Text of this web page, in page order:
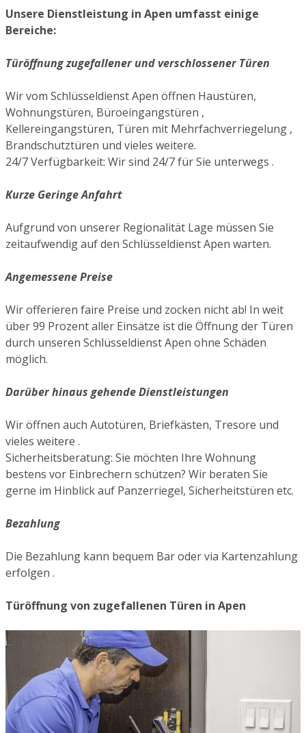
Unsere Dienstleistung in Apen umfasst einige
Bereiche:
Türöffnung zugefallener und verschlossener Türen
Wir vom Schlüsseldienst Apen öffnen Haustüren,
Wohnungstüren, Büroeingangstüren ,
Kellereingangstüren, Türen mit Mehrfachverriegelung ,
Brandschutztüren und vieles weitere.
24/7 Verfügbarkeit: Wir sind 24/7 für Sie unterwegs .
Kurze Geringe Anfahrt
Aufgrund von unserer Regionalität Lage müssen Sie
zeitaufwendig auf den Schlüsseldienst Apen warten.
Angemessene Preise
Wir offerieren faire Preise und zocken nicht ab! In weit
über 99 Prozent aller Einsätze ist die Öffnung der Türen
durch unseren Schlüsseldienst Apen ohne Schäden
möglich.
Darüber hinaus gehende Dienstleistungen
Wir öffnen auch Autotüren, Briefkästen, Tresore und
vieles weitere .
Sicherheitsberatung: Sie möchten Ihre Wohnung
bestens vor Einbrechern schützen? Wir beraten Sie
gerne im Hinblick auf Panzerriegel, Sicherheitstüren etc.
Bezahlung
Die Bezahlung kann bequem Bar oder via Kartenzahlung
erfolgen .
Türöffnung von zugefallenen Türen in Apen